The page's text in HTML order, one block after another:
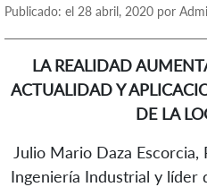
Publicado: el 28 abril, 2020 por
LA REALIDAD
ACTUALIDAD Y
DE LA
Julio Mario Daza
Ingeniería Industrial y líder